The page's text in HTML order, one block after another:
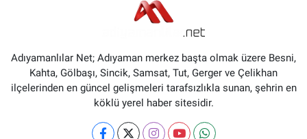
Adıyamanlılar Net; Adıyaman merkez başta olmak üzere Besni,
Kahta, Gölbaşı, Sincik, Samsat, Tut, Gerger ve Çelikhan
ilçelerinden en güncel gelişmeleri tarafsızlıkla sunan, şehrin en
köklü yerel haber sitesidir.